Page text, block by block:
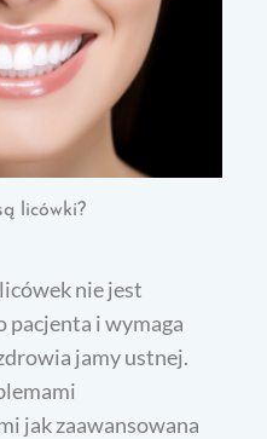
licówki?
nie jest
pacjenta i wymaga
jamy ustnej.
jak zaawansowana